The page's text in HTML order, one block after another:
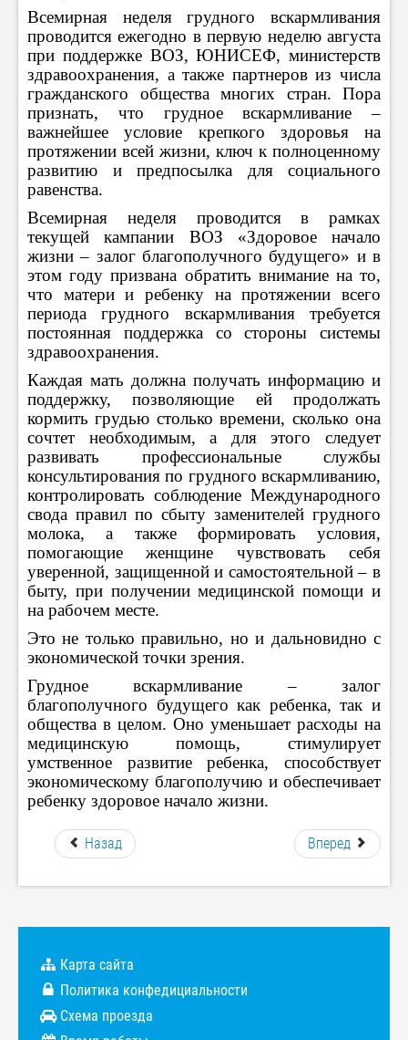
Всемирная неделя грудного вскармливания
проводится ежегодно в первую неделю августа
при поддержке ВОЗ, ЮНИСЕФ, министерств
здравоохранения, а также партнеров из числа
гражданского общества многих стран. Пора
признать, что грудное вскармливание –
важнейшее условие крепкого здоровья на
протяжении всей жизни, ключ к полноценному
развитию и предпосылка для социального
равенства.
Всемирная неделя проводится в рамках
текущей кампании ВОЗ «Здоровое начало
жизни – залог благополучного будущего» и в
этом году призвана обратить внимание на то,
что матери и ребенку на протяжении всего
периода грудного вскармливания требуется
постоянная поддержка со стороны системы
здравоохранения.
Каждая мать должна получать информацию и
поддержку, позволяющие ей продолжать
кормить грудью столько времени, сколько она
сочтет необходимым, а для этого следует
развивать профессиональные службы
консультирования по грудного вскармливанию,
контролировать соблюдение Международного
свода правил по сбыту заменителей грудного
молока, а также формировать условия,
помогающие женщине чувствовать себя
уверенной, защищенной и самостоятельной – в
быту, при получении медицинской помощи и
на рабочем месте.
Это не только правильно, но и дальновидно с
экономической точки зрения.
Грудное вскармливание – залог
благополучного будущего как ребенка, так и
общества в целом. Оно уменьшает расходы на
медицинскую помощь, стимулирует
умственное развитие ребенка, способствует
экономическому благополучию и обеспечивает
ребенку здоровое начало жизни.
Назад Вперед
Карта сайта
Политика конфедициальности
Схема проезда